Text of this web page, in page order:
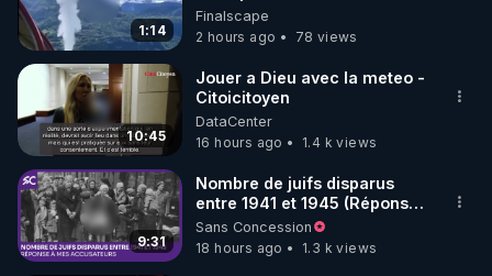
🌱 LA NEWSLETTER
Pour ne pas rater l’actualité RGNR (stages,
http://rgnr.li/news
🌱 VIDÉOS NON CENSURÉES SUR ODYSEE
Toutes les vidéos Youtube sont aussi sur la
http://rgnr.li/odysee
1:14
Finalscape
2 hours ago
78 views
10:45
Jouer a Dieu avec la meteo -
Citoicitoyen
DataCenter
16 hours ago
1.4 k views
9:31
Nombre de juifs disparus
entre 1941 et 1945 (Réponse
à mes accusateurs)
Sans Concession
18 hours ago
1.3 k views